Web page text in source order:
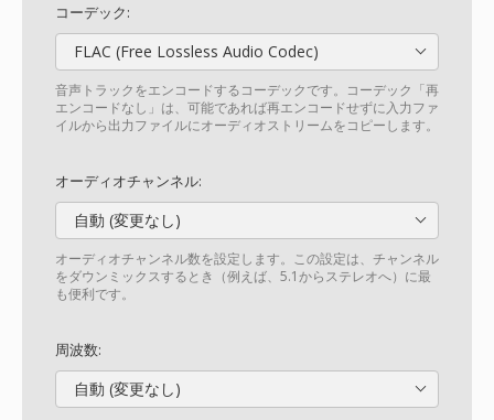
コーデック:
FLAC (Free Lossless Audio Codec)
音声トラックをエンコードするコーデックです。コーデック「再
エンコードなし」は、可能であれば再エンコードせずに入力ファ
イルから出力ファイルにオーディオストリームをコピーします。
オーディオチャンネル:
自動 (変更なし)
オーディオチャンネル数を設定します。この設定は、チャンネル
をダウンミックスするとき（例えば、5.1からステレオへ）に最
も便利です。
周波数:
自動 (変更なし)